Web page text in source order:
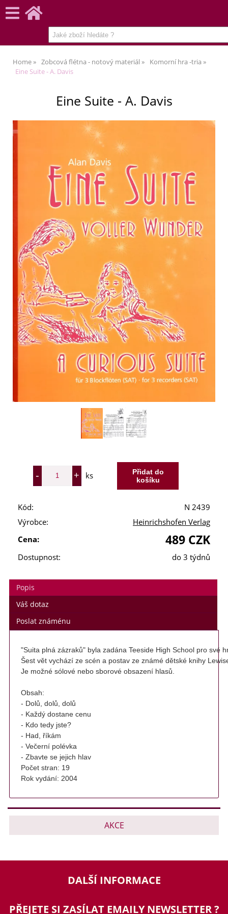
Home Zobcová flétna - notový materiál
Komorní hra -tria
Eine Suite - A. Davis
Eine Suite - A. Davis
ks
Kód:
N 2439
Výrobce:
Heinrichshofen Verlag
Cena:
489 CZK
Dostupnost: do 3 týdnů
Popis
Váš dotaz
Poslat známénu
"Suita plná zázraků" byla zadána Teeside High School pro své
Šest vět vychází ze scén a postav ze známé dětské knihy
Je možné sólové nebo sborové obsazení hlasů.
Obsah:
- Dolů, dolů, dolů
- Každý dostane cenu
- Kdo tedy jste?
- Had, říkám
- Večerní polévka
- Zbavte se jejich hlav
Počet stran: 19
Rok vydání: 2004
AKCE
DALŠÍ INFORMACE
PŘEJETE SI ZASÍLAT EMAILY NEWSLETTER ?